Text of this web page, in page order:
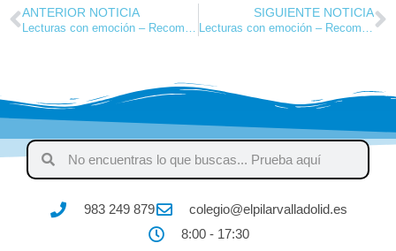
ANTERIOR NOTICIA
Lecturas con emoción – Recomendaciones de 3 a 5 años
SIGUIENTE NOTICIA
Lecturas con emoción – Recomendaciones de 6 a 9 años
983 249 879
colegio@elpilarvalladolid.es
8:00 - 17:30